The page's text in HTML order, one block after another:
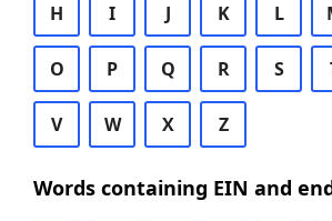
H I J K L
O P Q R S
V W X Z
Words containing EIN and